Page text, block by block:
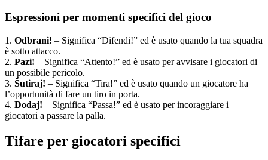
Espressioni per momenti specifici del gioco
1. Odbrani! – Significa “Difendi!” ed è usato quando la tua squadra
è sotto attacco.
2. Pazi! – Significa “Attento!” ed è usato per avvisare i giocatori di
un possibile pericolo.
3. Šutiraj! – Significa “Tira!” ed è usato quando un giocatore ha
l’opportunità di fare un tiro in porta.
4. Dodaj! – Significa “Passa!” ed è usato per incoraggiare i
giocatori a passare la palla.
Tifare per giocatori specifici